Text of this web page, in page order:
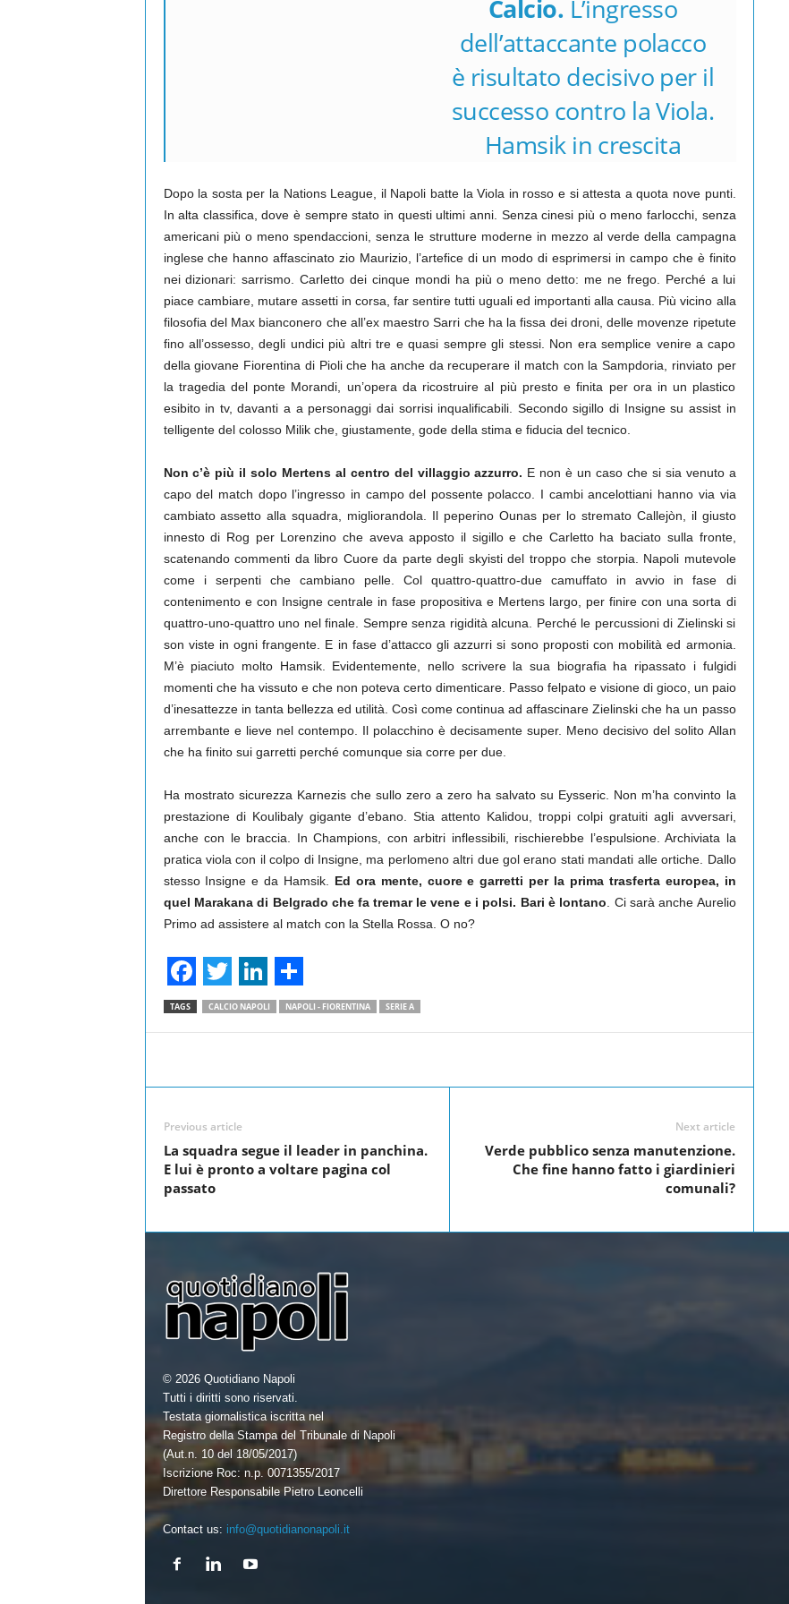
Calcio. L’ingresso
dell’attaccante polacco
è risultato decisivo per il
successo contro la Viola.
Hamsik in crescita
Dopo la sosta per la Nations League, il Napoli batte la Viola in rosso e si attesta a quota nove punti.
In alta classifica, dove è sempre stato in questi ultimi anni. Senza cinesi più o meno farlocchi, senza
americani più o meno spendaccioni, senza le strutture moderne in mezzo al verde della campagna
inglese che hanno affascinato zio Maurizio, l’artefice di un modo di esprimersi in campo che è finito
nei dizionari: sarrismo. Carletto dei cinque mondi ha più o meno detto: me ne frego. Perché a lui
piace cambiare, mutare assetti in corsa, far sentire tutti uguali ed importanti alla causa. Più vicino alla
filosofia del Max bianconero che all’ex maestro Sarri che ha la fissa dei droni, delle movenze ripetute
fino all’ossesso, degli undici più altri tre e quasi sempre gli stessi. Non era semplice venire a capo
della giovane Fiorentina di Pioli che ha anche da recuperare il match con la Sampdoria, rinviato per
la tragedia del ponte Morandi, un’opera da ricostruire al più presto e finita per ora in un plastico
esibito in tv, davanti a a personaggi dai sorrisi inqualificabili. Secondo sigillo di Insigne su assist in
telligente del colosso Milik che, giustamente, gode della stima e fiducia del tecnico.
Non c’è più il solo Mertens al centro del villaggio azzurro. E non è un caso che si sia venuto a
capo del match dopo l’ingresso in campo del possente polacco. I cambi ancelottiani hanno via via
cambiato assetto alla squadra, migliorandola. Il peperino Ounas per lo stremato Callejòn, il giusto
innesto di Rog per Lorenzino che aveva apposto il sigillo e che Carletto ha baciato sulla fronte,
scatenando commenti da libro Cuore da parte degli skyisti del troppo che storpia. Napoli mutevole
come i serpenti che cambiano pelle. Col quattro-quattro-due camuffato in avvio in fase di
contenimento e con Insigne centrale in fase propositiva e Mertens largo, per finire con una sorta di
quattro-uno-quattro uno nel finale. Sempre senza rigidità alcuna. Perché le percussioni di Zielinski si
son viste in ogni frangente. E in fase d’attacco gli azzurri si sono proposti con mobilità ed armonia.
M’è piaciuto molto Hamsik. Evidentemente, nello scrivere la sua biografia ha ripassato i fulgidi
momenti che ha vissuto e che non poteva certo dimenticare. Passo felpato e visione di gioco, un paio
d’inesattezze in tanta bellezza ed utilità. Così come continua ad affascinare Zielinski che ha un passo
arrembante e lieve nel contempo. Il polacchino è decisamente super. Meno decisivo del solito Allan
che ha finito sui garretti perché comunque sia corre per due.
Ha mostrato sicurezza Karnezis che sullo zero a zero ha salvato su Eysseric. Non m’ha convinto la
prestazione di Koulibaly gigante d’ebano. Stia attento Kalidou, troppi colpi gratuiti agli avversari,
anche con le braccia. In Champions, con arbitri inflessibili, rischierebbe l’espulsione. Archiviata la
pratica viola con il colpo di Insigne, ma perlomeno altri due gol erano stati mandati alle ortiche. Dallo
stesso Insigne e da Hamsik. Ed ora mente, cuore e garretti per la prima trasferta europea, in
quel Marakana di Belgrado che fa tremar le vene e i polsi. Bari è lontano . Ci sarà anche Aurelio
Primo ad assistere al match con la Stella Rossa. O no?
F
a
e
b
o
o
k
T
w
t
e
r
L
i
k
d
I
S
h
r
TAGS CALCIO NAPOLI NAPOLI - FIORENTINA SERIE A
Previous article
La squadra segue il leader in panchina.
E lui è pronto a voltare pagina col
passato
Next article
Verde pubblico senza manutenzione.
Che fine hanno fatto i giardinieri
comunali?
© 2026 Quotidiano Napoli
Tutti i diritti sono riservati.
Testata giornalistica iscritta nel
Registro della Stampa del Tribunale di Napoli
(Aut.n. 10 del 18/05/2017)
Iscrizione Roc: n.p. 0071355/2017
Direttore Responsabile Pietro Leoncelli
Contact us: info@quotidianonapoli.it